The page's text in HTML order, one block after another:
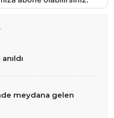
meydana gelen